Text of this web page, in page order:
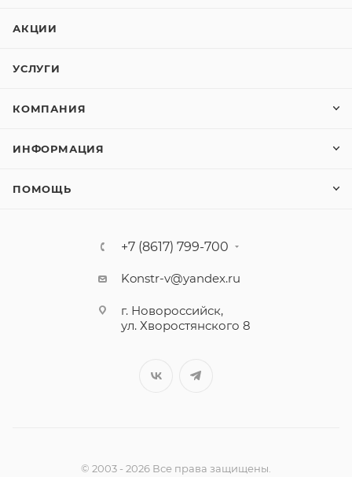
АКЦИИ
УСЛУГИ
КОМПАНИЯ
ИНФОРМАЦИЯ
ПОМОЩЬ
+7 (8617) 799-700
Konstr-v@yandex.ru
г. Новороссийск,
ул. Хворостянского 8
© 2003 - 2026 Все права защищены.